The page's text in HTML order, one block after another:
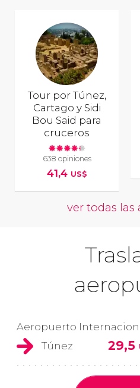
Tour por Túnez,
Cartago y Sidi
Bou Said para
cruceros
638 opiniones
41,4 US$
ver todas las
Aeropuerto
Túnez
29,5